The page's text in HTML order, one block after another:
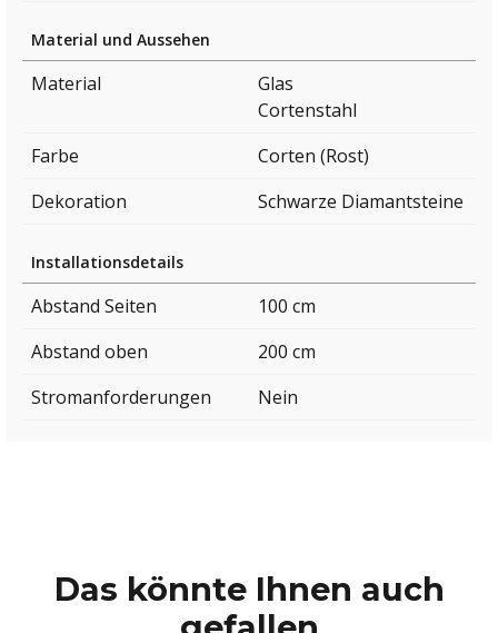
Material und Aussehen
Material
Glas
Cortenstahl
Farbe
Corten (Rost)
Dekoration
Schwarze Diamantsteine
Installationsdetails
Abstand Seiten
100 cm
Abstand oben
200 cm
Stromanforderungen
Nein
Das könnte Ihnen auch